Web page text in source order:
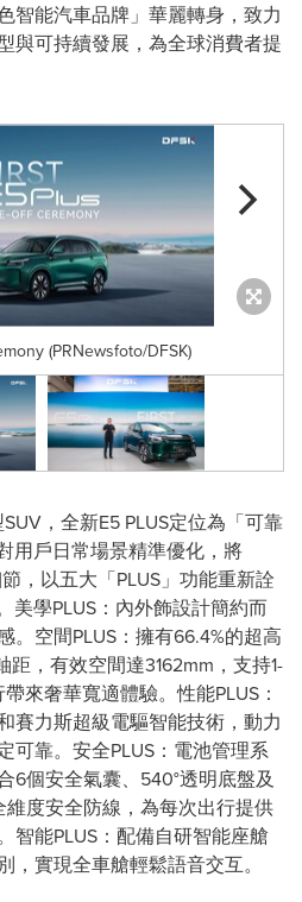
智能汽車品牌」華麗轉身，致力
與可持續發展，為全球消費者提
(PRNewsfoto/DFSK)
，全新E5 PLUS定位為「可靠
用戶日常場景精準優化，將
，以五大「PLUS」功能重新詮
美學PLUS：內外飾設計簡約而
。空間PLUS：擁有66.4%的超高
，有效空間達3162mm，支持1-
來奢華寬適體驗。性能PLUS：
賽力斯超級電驅智能技術，動力
可靠。安全PLUS：電池管理系
6個安全氣囊、540°透明底盤及
度安全防線，為每次出行提供
智能PLUS：配備自研智能座艙
，實現全車艙輕鬆語音交互。